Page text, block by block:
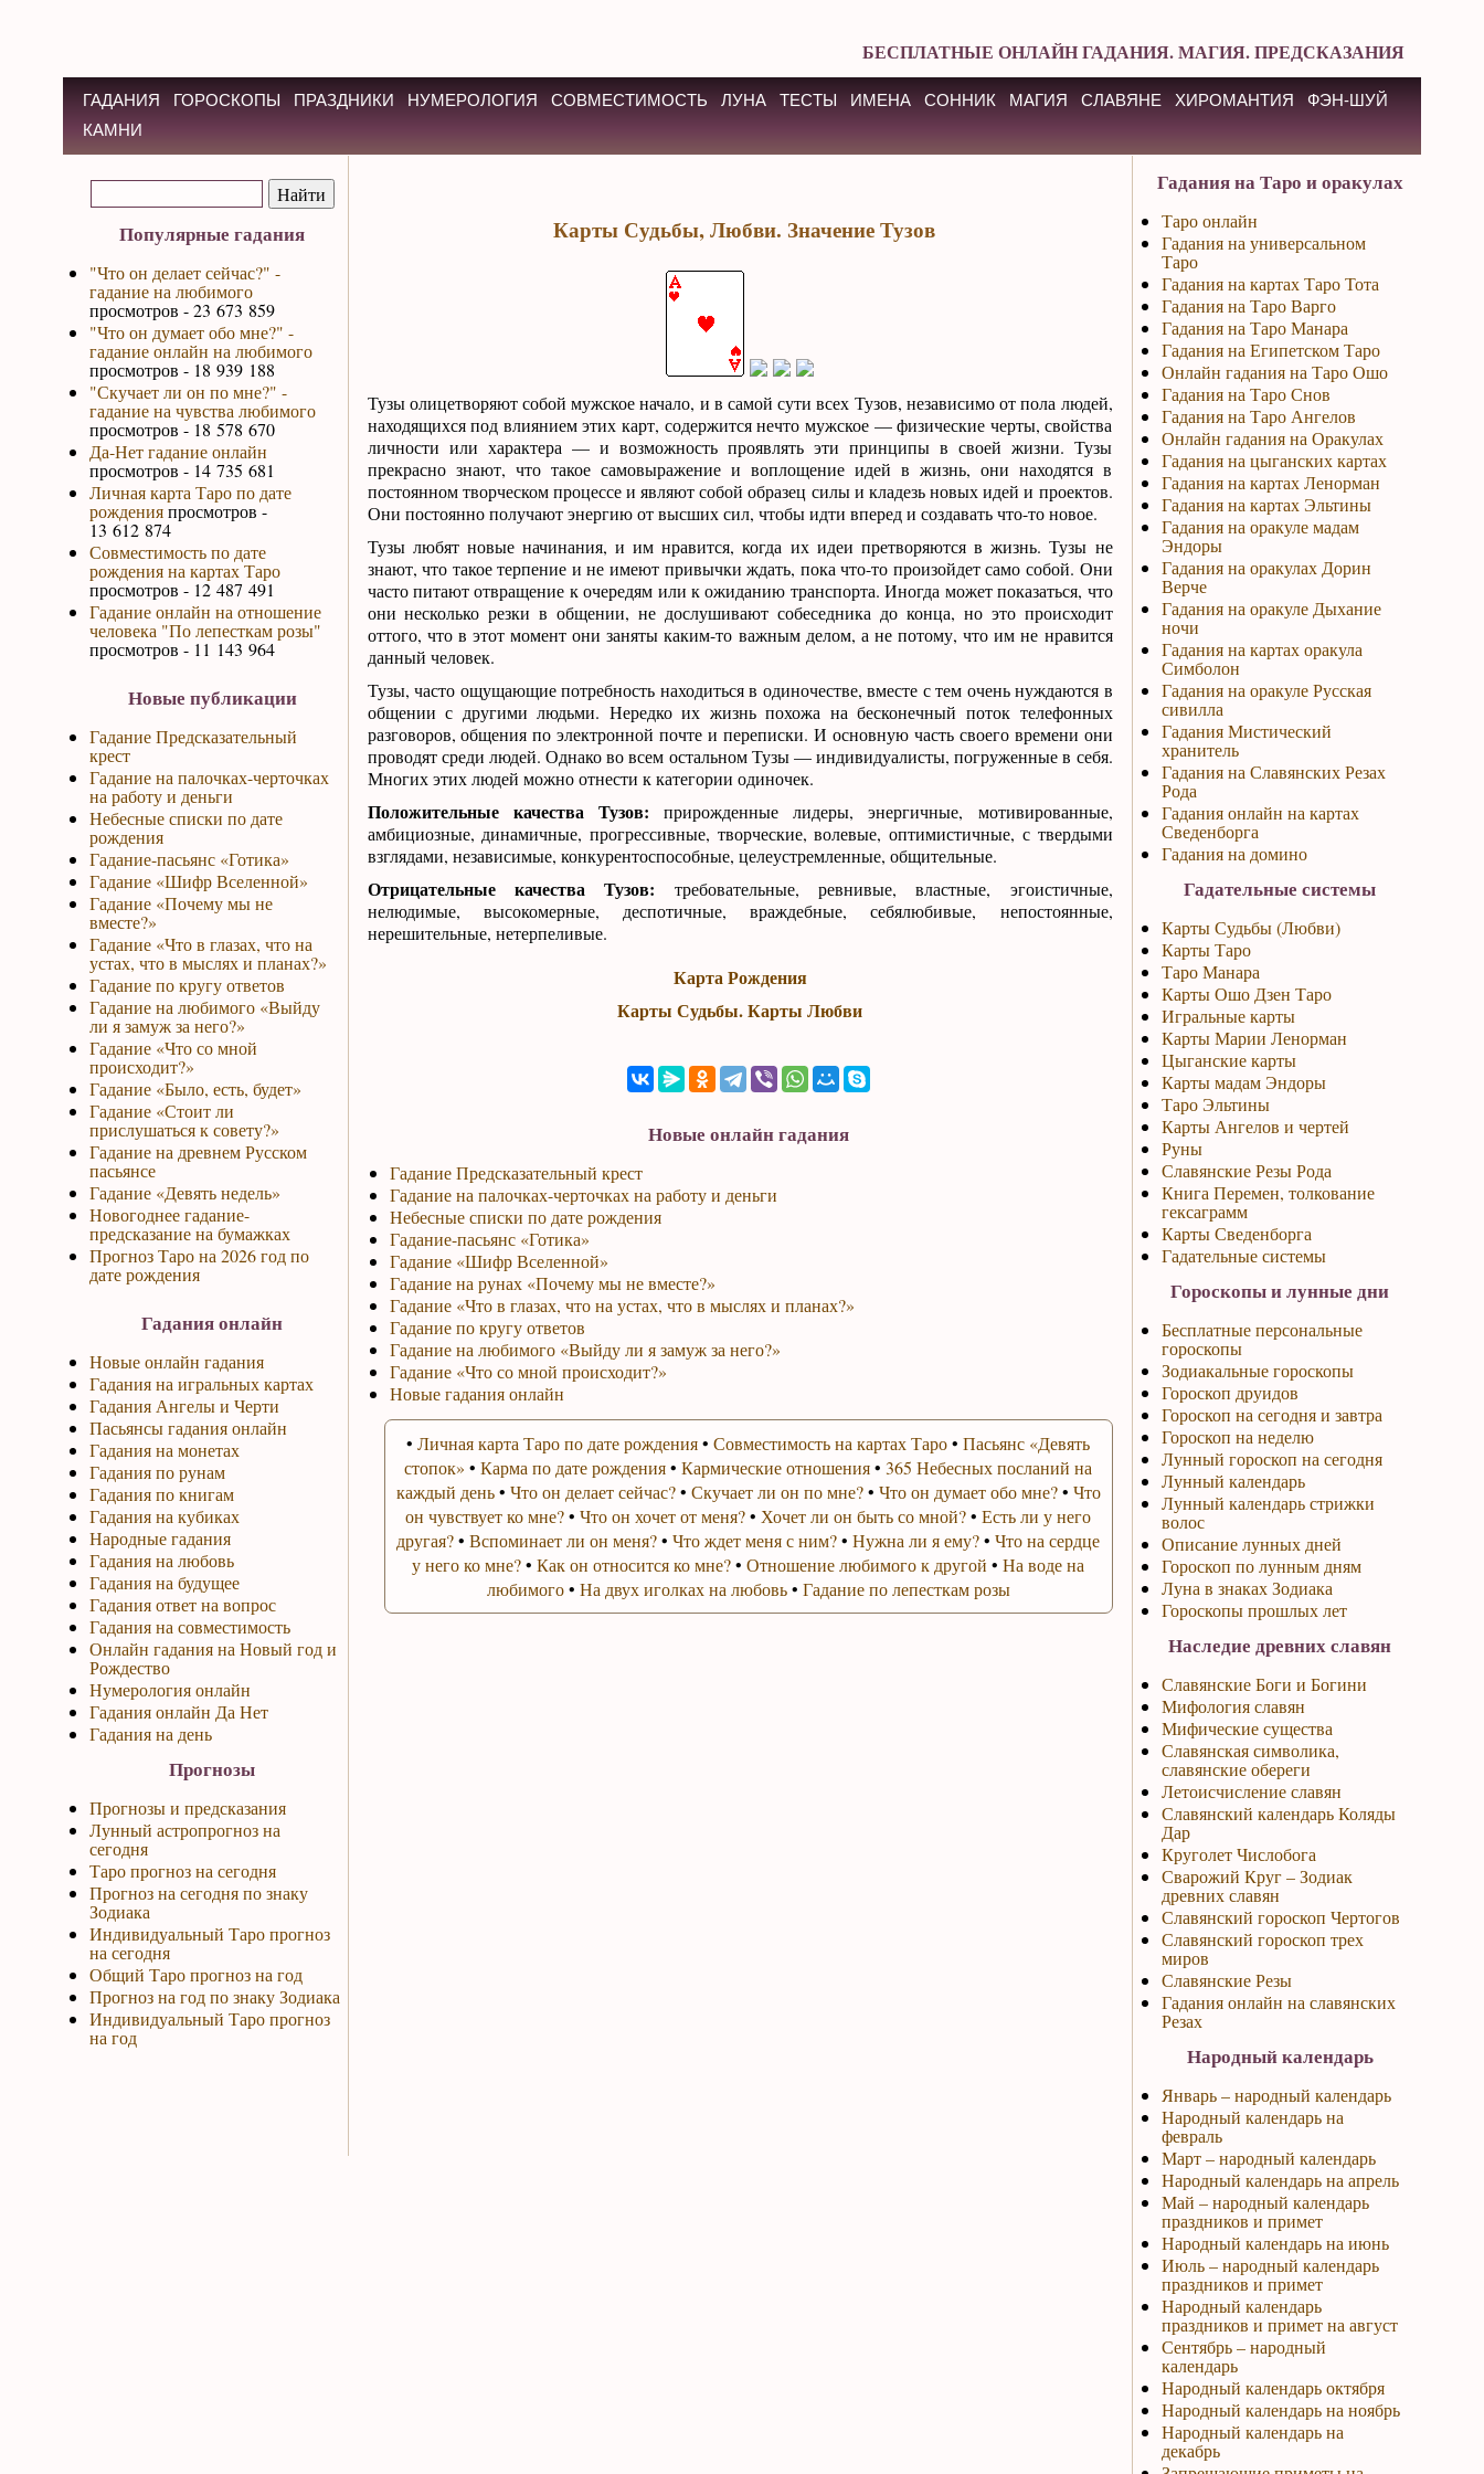
БЕСПЛАТНЫЕ ОНЛАЙН ГАДАНИЯ. МАГИЯ. ПРЕДСКАЗАНИЯ
ГАДАНИЯ ГОРОСКОПЫ ПРАЗДНИКИ НУМЕРОЛОГИЯ СОВМЕСТИМОСТЬ ЛУНА ТЕСТЫ ИМЕНА СОННИК МАГИЯ СЛАВЯНЕ ХИРОМАНТИЯ
ФЭН-ШУЙ
КАМНИ
Популярные гадания
"Что он делает сейчас?" -
гадание на любимого
просмотров - 23 673 859
"Что он думает обо мне?" -
гадание онлайн на любимого
просмотров - 18 939 188
"Скучает ли он по мне?" -
гадание на чувства любимого
просмотров - 18 578 670
Да-Нет гадание онлайн
просмотров - 14 735 681
Личная карта Таро по дате
рожденияпросмотров -
13 612 874
Совместимость по дате
рождения на картах Таро
просмотров - 12 487 491
Гадание онлайн на отношение
человека "По лепесткам розы"
просмотров - 11 143 964
Новые публикации
Гадание Предсказательный
крест
Гадание на палочках-черточках
на работу и деньги
Небесные списки по дате
рождения
Гадание-пасьянс «Готика»
Гадание «Шифр Вселенной»
Гадание «Почему мы не
вместе?»
Гадание «Что в глазах, что на
устах, что в мыслях и планах?»
Гадание по кругу ответов
Гадание на любимого «Выйду
ли я замуж за него?»
Гадание «Что со мной
происходит?»
Гадание «Было, есть, будет»
Гадание «Стоит ли
прислушаться к совету?»
Гадание на древнем Русском
пасьянсе
Гадание «Девять недель»
Новогоднее гадание-
предсказание на бумажках
Прогноз Таро на 2026 год по
дате рождения
Гадания онлайн
Новые онлайн гадания
Гадания на игральных картах
Гадания Ангелы и Черти
Пасьянсы гадания онлайн
Гадания на монетах
Гадания по рунам
Гадания по книгам
Гадания на кубиках
Народные гадания
Гадания на любовь
Гадания на будущее
Гадания ответ на вопрос
Гадания на совместимость
Онлайн гадания на Новый год и
Рождество
Нумерология онлайн
Гадания онлайн Да Нет
Гадания на день
Прогнозы
Прогнозы и предсказания
Лунный астропрогноз на
сегодня
Таро прогноз на сегодня
Прогноз на сегодня по знаку
Зодиака
Индивидуальный Таро прогноз
на сегодня
Общий Таро прогноз на год
Прогноз на год по знаку Зодиака
Индивидуальный Таро прогноз
на год
Карты Судьбы, Любви. Значение Тузов
Тузы олицетворяют собой мужское начало, и в самой сути всех Тузов, независимо от пола людей,
находящихся под влиянием этих карт, содержится нечто мужское — физические черты, свойства
личности или характера — и возможность проявлять эти принципы в своей жизни. Тузы
прекрасно знают, что такое самовыражение и воплощение идей в жизнь, они находятся в
постоянном творческом процессе и являют собой образец силы и кладезь новых идей и проектов.
Они постоянно получают энергию от высших сил, чтобы идти вперед и создавать что-то новое.
Тузы любят новые начинания, и им нравится, когда их идеи претворяются в жизнь. Тузы не
знают, что такое терпение и не имеют привычки ждать, пока что-то произойдет само собой. Они
часто питают отвращение к очередям или к ожиданию транспорта. Иногда может показаться, что
они несколько резки в общении, не дослушивают собеседника до конца, но это происходит
оттого, что в этот момент они заняты каким-то важным делом, а не потому, что им не нравится
данный человек.
Тузы, часто ощущающие потребность находиться в одиночестве, вместе с тем очень нуждаются в
общении с другими людьми. Нередко их жизнь похожа на бесконечный поток телефонных
разговоров, общения по электронной почте и переписки. И основную часть своего времени они
проводят среди людей. Однако во всем остальном Тузы — индивидуалисты, погруженные в себя.
Многих этих людей можно отнести к категории одиночек.
Положительные качества Тузов: прирожденные лидеры, энергичные, мотивированные,
амбициозные, динамичные, прогрессивные, творческие, волевые, оптимистичные, с твердыми
взглядами, независимые, конкурентоспособные, целеустремленные, общительные.
Отрицательные качества Тузов: требовательные, ревнивые, властные, эгоистичные,
нелюдимые, высокомерные, деспотичные, враждебные, себялюбивые, непостоянные,
нерешительные, нетерпеливые.
Карта Рождения
Карты Судьбы. Карты Любви
Новые онлайн гадания
Гадание Предсказательный крест
Гадание на палочках-черточках на работу и деньги
Небесные списки по дате рождения
Гадание-пасьянс «Готика»
Гадание «Шифр Вселенной»
Гадание на рунах «Почему мы не вместе?»
Гадание «Что в глазах, что на устах, что в мыслях и планах?»
Гадание по кругу ответов
Гадание на любимого «Выйду ли я замуж за него?»
Гадание «Что со мной происходит?»
Новые гадания онлайн
• Личная карта Таро по дате рождения• Совместимость на картах Таро• Пасьянс «Девять
стопок» • Карма по дате рождения• Кармические отношения• 365 Небесных посланий на
каждый день• Что он делает сейчас?• Скучает ли он по мне?• Что он думает обо мне?• Что
он чувствует ко мне?• Что он хочет от меня?• Хочет ли он быть со мной?• Есть ли у него
другая?• Вспоминает ли он меня?• Что ждет меня с ним?• Нужна ли я ему?• Что на сердце
у него ко мне?• Как он относится ко мне?• Отношение любимого к другой • На воде на
любимого• На двух иголках на любовь• Гадание по лепесткам розы
Гадания на Таро и оракулах
Таро онлайн
Гадания на универсальном
Таро
Гадания на картах Таро Тота
Гадания на Таро Варго
Гадания на Таро Манара
Гадания на Египетском Таро
Онлайн гадания на Таро Ошо
Гадания на Таро Снов
Гадания на Таро Ангелов
Онлайн гадания на Оракулах
Гадания на цыганских картах
Гадания на картах Ленорман
Гадания на картах Эльтины
Гадания на оракуле мадам
Эндоры
Гадания на оракулах Дорин
Верче
Гадания на оракуле Дыхание
ночи
Гадания на картах оракула
Симболон
Гадания на оракуле Русская
сивилла
Гадания Мистический
хранитель
Гадания на Славянских Резах
Рода
Гадания онлайн на картах
Сведенборга
Гадания на домино
Гадательные системы
Карты Судьбы (Любви)
Карты Таро
Таро Манара
Карты Ошо Дзен Таро
Игральные карты
Карты Марии Ленорман
Цыганские карты
Карты мадам Эндоры
Таро Эльтины
Карты Ангелов и чертей
Руны
Славянские Резы Рода
Книга Перемен, толкование
гексаграмм
Карты Сведенборга
Гадательные системы
Гороскопы и лунные дни
Бесплатные персональные
гороскопы
Зодиакальные гороскопы
Гороскоп друидов
Гороскоп на сегодня и завтра
Гороскоп на неделю
Лунный гороскоп на сегодня
Лунный календарь
Лунный календарь стрижки
волос
Описание лунных дней
Гороскоп по лунным дням
Луна в знаках Зодиака
Гороскопы прошлых лет
Наследие древних славян
Славянские Боги и Богини
Мифология славян
Мифические существа
Славянская символика,
славянские обереги
Летоисчисление славян
Славянский календарь Коляды
Дар
Круголет Числобога
Сварожий Круг – Зодиак
древних славян
Славянский гороскоп Чертогов
Славянский гороскоп трех
миров
Славянские Резы
Гадания онлайн на славянских
Резах
Народный календарь
Январь – народный календарь
Народный календарь на
февраль
Март – народный календарь
Народный календарь на апрель
Май – народный календарь
праздников и примет
Народный календарь на июнь
Июль – народный календарь
праздников и примет
Народный календарь
праздников и примет на август
Сентябрь – народный
календарь
Народный календарь октября
Народный календарь на ноябрь
Народный календарь на
декабрь